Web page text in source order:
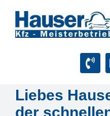
Inhalt
springen
Startseite
Liebes
der